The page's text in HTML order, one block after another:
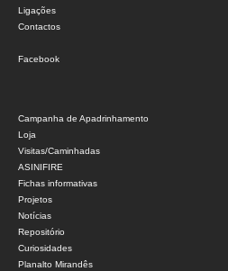
Ligações
Contactos
Facebook
Campanha de Apadrinhamento
Loja
Visitas/Caminhadas
ASINIFIRE
Fichas informativas
Projetos
Notícias
Repositório
Curiosidades
Planalto Mirandês